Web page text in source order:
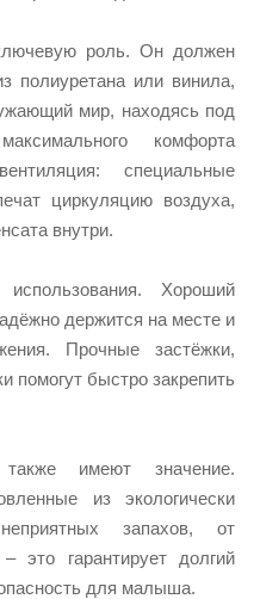
роль. Он должен
полиуретана или винила,
мир, находясь под
комфорта
специальные
циркуляцию воздуха,
внутри.
Хороший
держится на месте и
Прочные застёжки,
помогут быстро закрепить
имеют значение.
из экологически
запахов, от
это гарантирует долгий
для малыша.